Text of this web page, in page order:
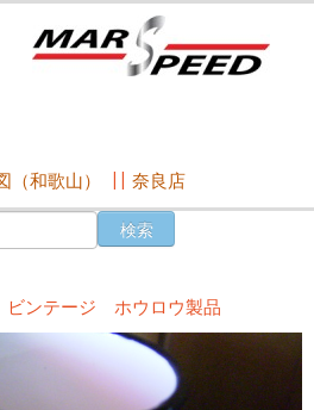
（和歌山） 奈良店
ンテージ ホウロウ製品